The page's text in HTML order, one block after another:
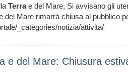
Terrae del Mare, Si avvisano gli
del Mare rimarrà chiusa al pubblico
_categories/notizia/attivita/
e del Mare: Chiusura